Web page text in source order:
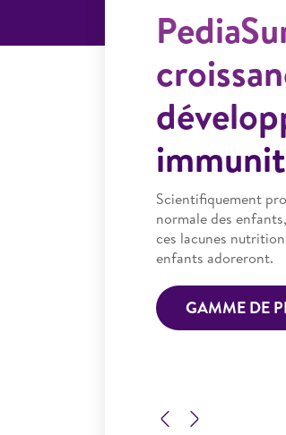
Previous
Scientifiquement
normale des
ces lacunes
enfants adoreront.
GAMME DE